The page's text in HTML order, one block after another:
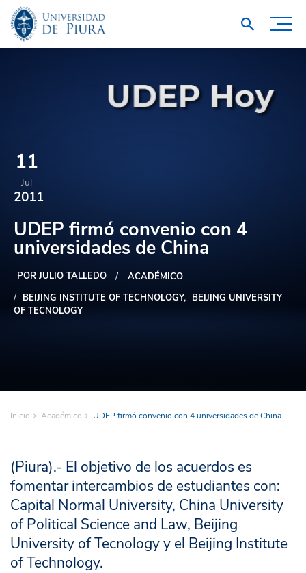
11
Jul
2011
UDEP firmó convenio con 4
universidades de China
POR JULIO TALLEDO
ACADÉMICO
BEIJING INSTITUTE OF TECHNOLOGY
BEIJING UNIVERSITY
OF TECNOLOGY
Inicio Académico UDEP firmó convenio con 4 universidades de China
(Piura).- El objetivo de los acuerdos es
fomentar intercambios de estudiantes con:
Capital Normal University, China University
of Political Science and Law, Beijing
University of Tecnology y el Beijing Institute
of Technology.